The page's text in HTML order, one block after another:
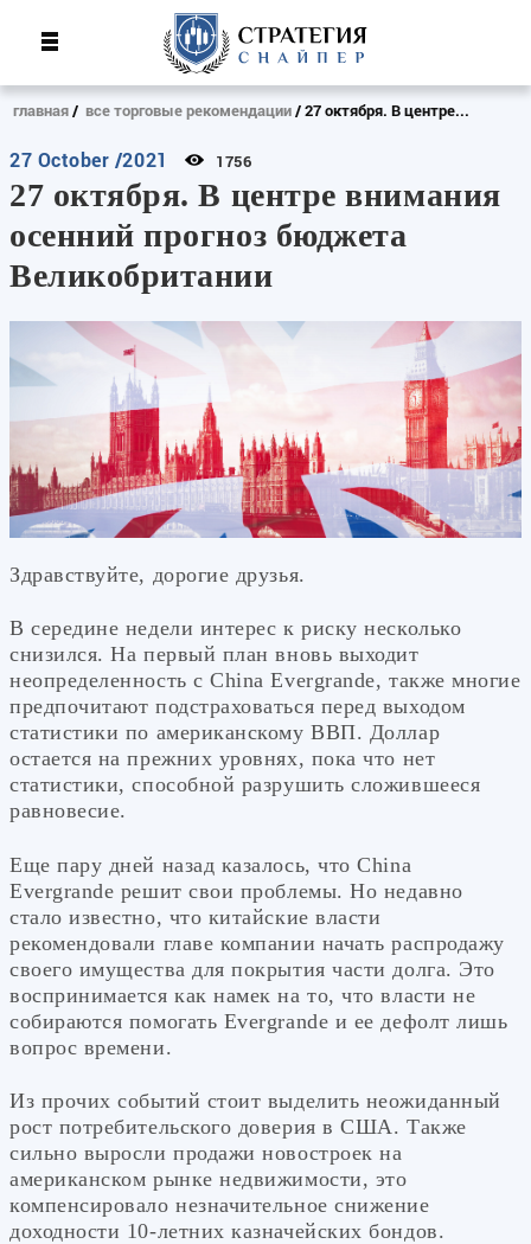
главная все торговые рекомендации 27 октября. В центре...
27 October /2021 1756
27 октября. В центре внимания
осенний прогноз бюджета
Великобритании
Здравствуйте, дорогие друзья.
В середине недели интерес к риску несколько
снизился. На первый план вновь выходит
неопределенность с China Evergrande, также многие
предпочитают подстраховаться перед выходом
статистики по американскому ВВП. Доллар
остается на прежних уровнях, пока что нет
статистики, способной разрушить сложившееся
равновесие.
Еще пару дней назад казалось, что China
Evergrande решит свои проблемы. Но недавно
стало известно, что китайские власти
рекомендовали главе компании начать распродажу
своего имущества для покрытия части долга. Это
воспринимается как намек на то, что власти не
собираются помогать Evergrande и ее дефолт лишь
вопрос времени.
Из прочих событий стоит выделить неожиданный
рост потребительского доверия в США. Также
сильно выросли продажи новостроек на
американском рынке недвижимости, это
компенсировало незначительное снижение
доходности 10-летних казначейских бондов.